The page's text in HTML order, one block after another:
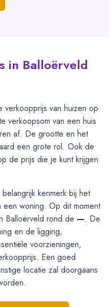
in Balloërveld
verkoopprijs van huizen op
verkoopsom van een huis
af. De grootte en het
een grote rol. Ook de
de prijs die je kunt krijgen
kenmerk bij het
woning. Op dit moment
Balloërveld rond de —. De
en de ligging,
voorzieningen,
Een goed
locatie zal doorgaans